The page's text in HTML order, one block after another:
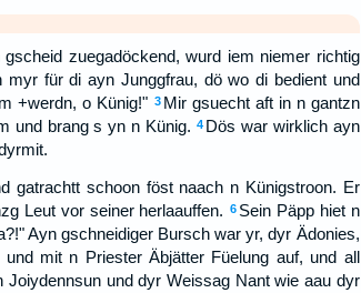
zuegadöckend, wurd iem niemer richtig
für di ayn Junggfrau, dö wo di bedient und
+werdn, o Künig!" 3 Mir gsuecht aft in n gantzn
und brang s yn n Künig. 4 Dös war wirklich ayn
gatrachtt schoon föst naach n Künigstroon. Er
Leut vor seiner herlaauffen. 6 Sein Päpp hiet n
Ayn gschneidiger Bursch war yr, dyr Ädonies,
mit n Priester Äbjätter Füelung auf, und all
und dyr Weissag Nant wie aau dyr